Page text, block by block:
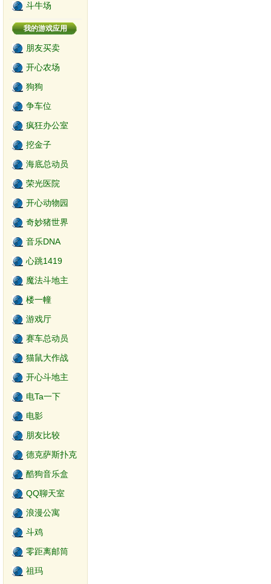
斗牛场
我的游戏应用
朋友买卖
开心农场
狗狗
争车位
疯狂办公室
挖金子
海底总动员
荣光医院
开心动物园
奇妙猪世界
音乐DNA
心跳1419
魔法斗地主
楼一幢
游戏厅
赛车总动员
猫鼠大作战
开心斗地主
电Ta一下
电影
朋友比较
德克萨斯扑克
酷狗音乐盒
QQ聊天室
浪漫公寓
斗鸡
零距离邮筒
祖玛